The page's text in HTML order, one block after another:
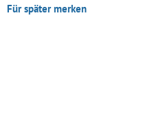
Für später merken